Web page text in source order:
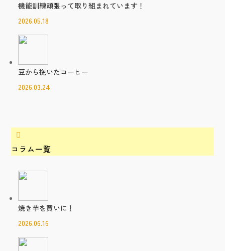
機能訓練頑張って取り組まれています！
2026.05.18
豆から挽いたコーヒー
2026.03.24

コラム一覧
焼き芋を買いに！
2026.06.16